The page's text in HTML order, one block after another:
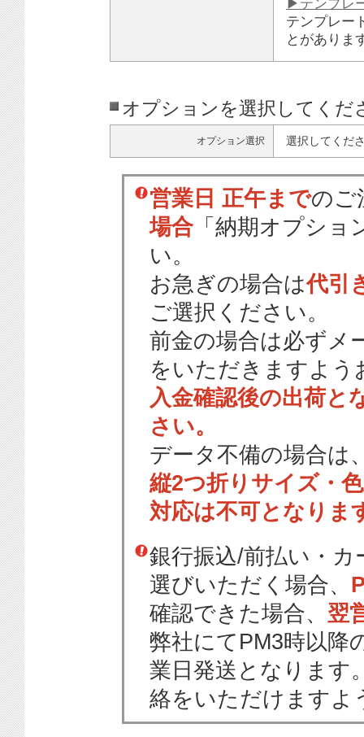
▶テンプレ
テンプレー
とがありま
オプションを選択してくだ
オプション選択 選択してくだ
営業日 正午までのご
場合 「納期オプショ
い。
お急ぎの場合は代引
ご選択ください。
前金の場合は必ずメ
をいただきますよう
入金確認後の出荷と
さい。
データ不備の場合は
縦2つ折りサイズ・
対応は不可となりま
銀行振込/前払い・
選びいただく場合、
確認できた場合、 翌
弊社にてPM3時以降
業日発送となります
絡をいただけますよ